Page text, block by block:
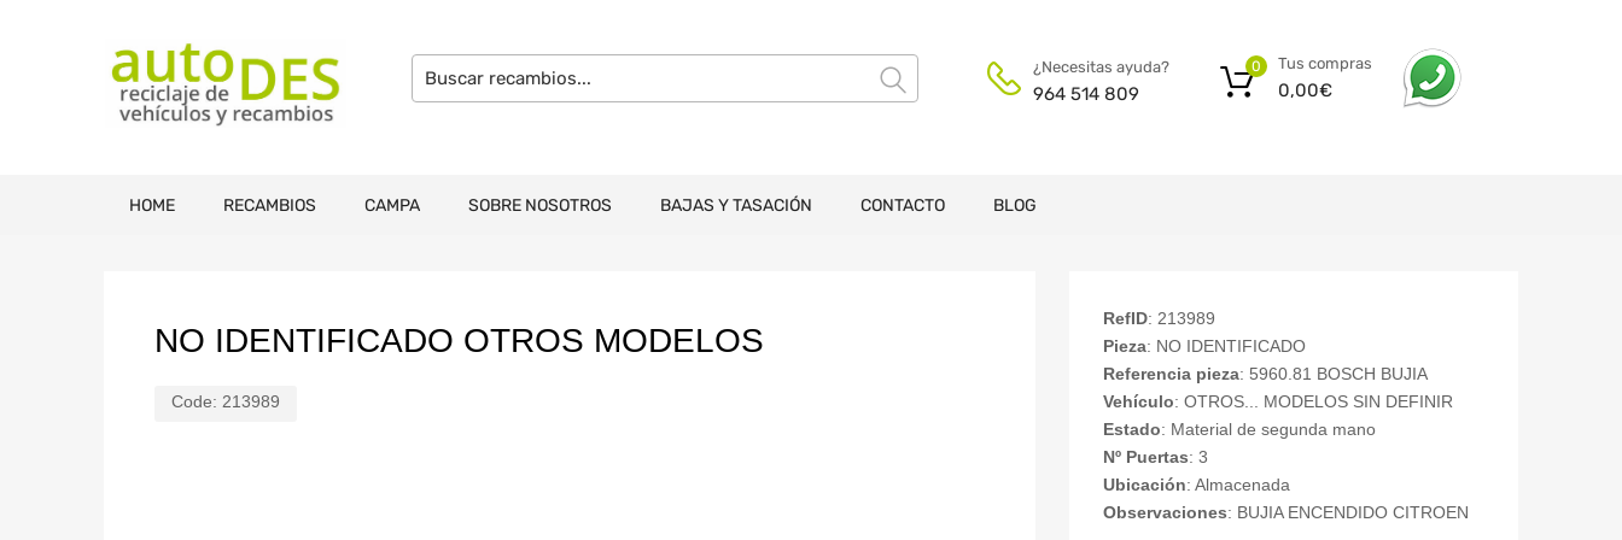
¿Necesitas ayuda?
964 514 809
Tus compras
0,00€
0
HOME RECAMBIOS CAMPA SOBRE NOSOTROS BAJAS Y TASACIÓN CONTACTO BLOG
NO IDENTIFICADO OTROS MODELOS
Code: 213989
RefID: 213989
Pieza: NO IDENTIFICADO
Referencia pieza: 5960.81 BOSCH BUJIA
Vehículo: OTROS... MODELOS SIN DEFINIR
Estado: Material de segunda mano
Nº Puertas: 3
Ubicación: Almacenada
Observaciones: BUJIA ENCENDIDO CITROEN